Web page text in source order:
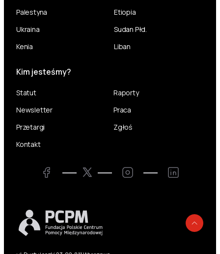
Palestyna
Ukraina
Kenia
Etiopia
Sudan Płd.
Liban
Kim jesteśmy?
Statut
Raporty
Newsletter
Praca
Przetargi
Zgłoś
Kontakt
Facebook Twitter Instagram LinkedIn